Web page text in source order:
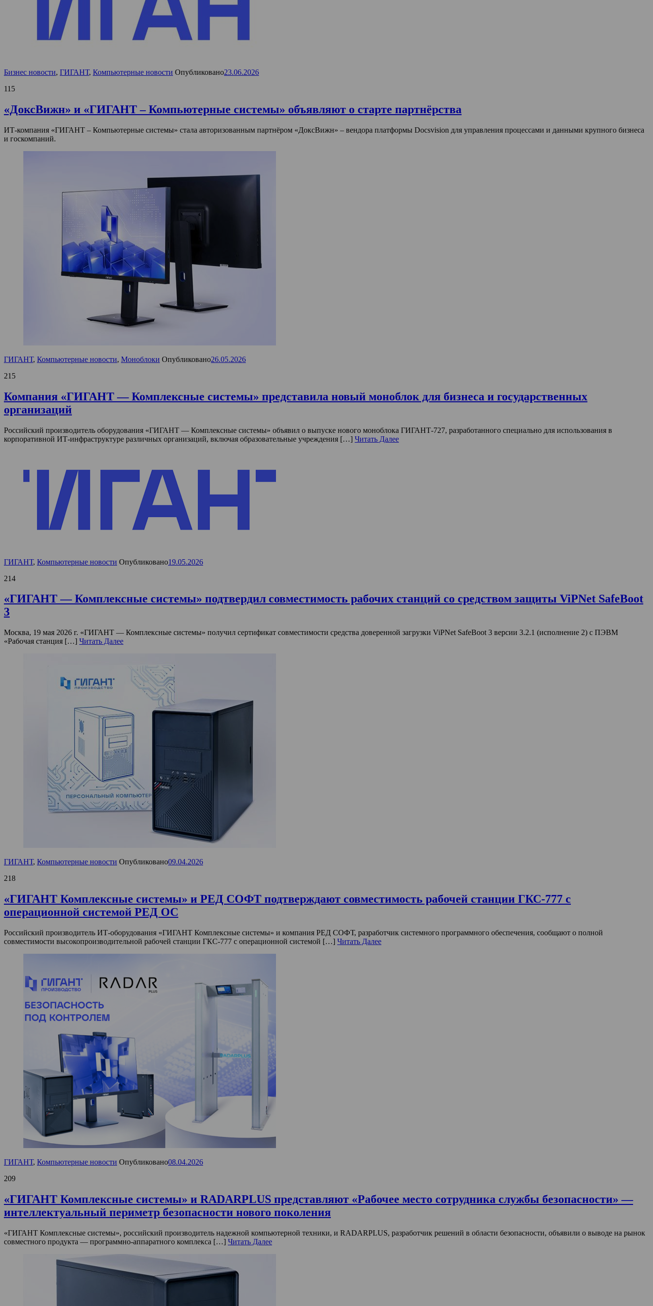
Бизнес новости, ГИГАНТ, Компьютерные новости Опубликовано23.06.2026
115
«ДоксВижн» и «ГИГАНТ – Компьютерные системы» объявляют о старте партнёрства
ИТ-компания «ГИГАНТ – Компьютерные системы» стала авторизованным партнёром «ДоксВижн» – вендора платформы Docsvision для управления процессами и данными крупного бизнеса
и госкомпаний.
ГИГАНТ, Компьютерные новости, Моноблоки Опубликовано26.05.2026
215
Компания «ГИГАНТ — Комплексные системы» представила новый моноблок для бизнеса и государственных
организаций
Российский производитель оборудования «ГИГАНТ — Комплексные системы» объявил о выпуске нового моноблока ГИГАНТ-727, разработанного специально для использования в
корпоративной ИТ-инфраструктуре различных организаций, включая образовательные учреждения […] Читать Далее
ГИГАНТ, Компьютерные новости Опубликовано19.05.2026
214
«ГИГАНТ — Комплексные системы» подтвердил совместимость рабочих станций со средством защиты ViPNet SafeBoot
3
Москва, 19 мая 2026 г. «ГИГАНТ — Комплексные системы» получил сертификат совместимости средства доверенной загрузки ViPNet SafeBoot 3 версии 3.2.1 (исполнение 2) с ПЭВМ
«Рабочая станция […] Читать Далее
ГИГАНТ, Компьютерные новости Опубликовано09.04.2026
218
«ГИГАНТ Комплексные системы» и РЕД СОФТ подтверждают совместимость рабочей станции ГКС-777 с
операционной системой РЕД ОС
Российский производитель ИТ-оборудования «ГИГАНТ Комплексные системы» и компания РЕД СОФТ, разработчик системного программного обеспечения, сообщают о полной
совместимости высокопроизводительной рабочей станции ГКС-777 с операционной системой […] Читать Далее
ГИГАНТ, Компьютерные новости Опубликовано08.04.2026
209
«ГИГАНТ Комплексные системы» и RADARPLUS представляют «Рабочее место сотрудника службы безопасности» —
интеллектуальный периметр безопасности нового поколения
«ГИГАНТ Комплексные системы», российский производитель надежной компьютерной техники, и RADARPLUS, разработчик решений в области безопасности, объявили о выводе на рынок
совместного продукта — программно-аппаратного комплекса […] Читать Далее